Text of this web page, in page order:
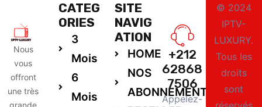
Nous
vous
offront
une très
grande
CATEG
ORIES
3
Mois
6
Mois
SITE
NAVIG
ATION
HOME
NOS
ABONNEMENTS
+212
62868
7506
Appelez-
© 2024
IPTV-
LUXURY.
Tous les
droits
sont